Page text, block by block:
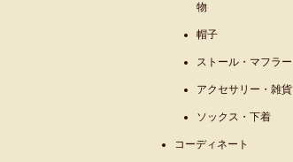
物
帽子
ストール・マフラー
アクセサリー・雑貨
ソックス・下着
コーディネート